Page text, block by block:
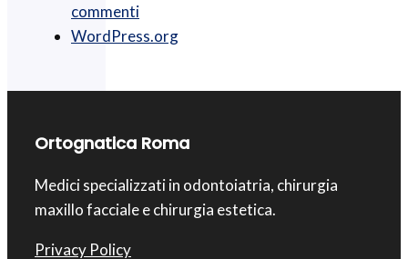
commenti
WordPress.org
Ortognatica Roma
Medici specializzati in odontoiatria, chirurgia
maxillo facciale e chirurgia estetica.
Privacy Policy